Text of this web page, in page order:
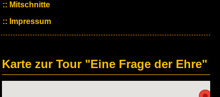
Mitschnitte
Impressum
Karte zur Tour "Eine Frage der Ehre"